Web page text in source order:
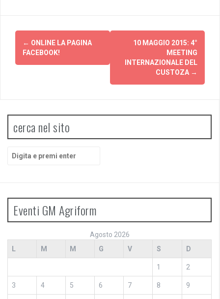
Navigazione
articolo
← ONLINE LA PAGINA
FACEBOOK!
10 MAGGIO 2015: 4°
MEETING
INTERNAZIONALE DEL
CUSTOZA →
cerca nel sito
Eventi GM Agriform
Agosto 2026
L
M M G V S D
1 2
3 4 5 6 7 8 9